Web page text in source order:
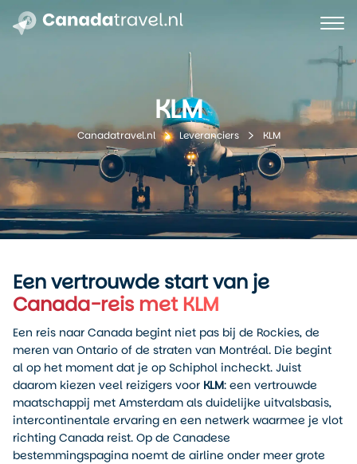
KLM
Canadatravel.nl Leveranciers KLM
Een vertrouwde start van je
Canada-reis met KLM
Een reis naar Canada begint niet pas bij de Rockies, de
meren van Ontario of de straten van Montréal. Die begint
al op het moment dat je op Schiphol incheckt. Juist
daarom kiezen veel reizigers voor KLM: een vertrouwde
maatschappij met Amsterdam als duidelijke uitvalsbasis,
intercontinentale ervaring en een netwerk waarmee je vlot
richting Canada reist. Op de Canadese
bestemmingspagina noemt de airline onder meer grote